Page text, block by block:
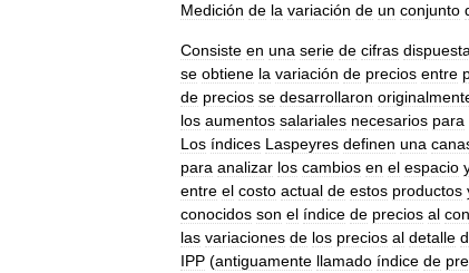
Medición de la variación de un conjunto
Consiste en una serie de cifras
se obtiene la variación de precios entre
de precios se desarrollaron
los aumentos salariales necesarios para
Los índices Laspeyres definen una
para analizar los cambios en el espacio
entre el costo actual de estos productos
conocidos son el índice de precios al
las variaciones de los precios al detalle
IPP (antiguamente llamado índice de